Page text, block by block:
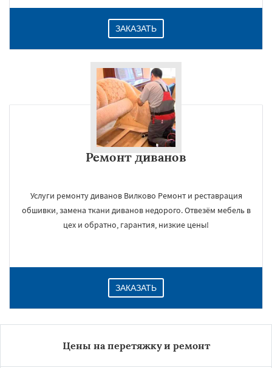
ЗАКАЗАТЬ
Ремонт диванов
Услуги ремонту диванов Вилково Ремонт и реставрация
обшивки, замена ткани диванов недорого. Отвезём мебель в
цех и обратно, гарантия, низкие цены!
ЗАКАЗАТЬ
Цены на перетяжку и ремонт